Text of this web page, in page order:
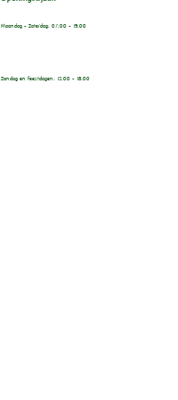
Maandag - Zaterdag: 07:00 - 19:00
Zondag en feestdagen: 12:00 - 18:00